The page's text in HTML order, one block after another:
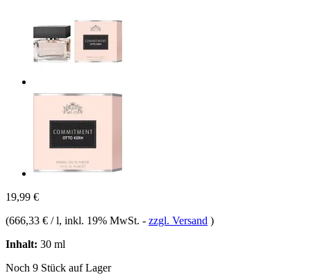
19,99 €
(666,33 € / l, inkl. 19% MwSt. - zzgl. Versand )
Inhalt: 30 ml
Noch 9 Stück auf Lager